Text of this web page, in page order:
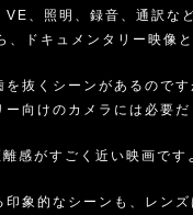
、照明、録音、通訳
ドキュメンタリー映像
抜くシーンがあるので
向けのカメラには必要
感がすごく近い映画です
印象的なシーンも、レ